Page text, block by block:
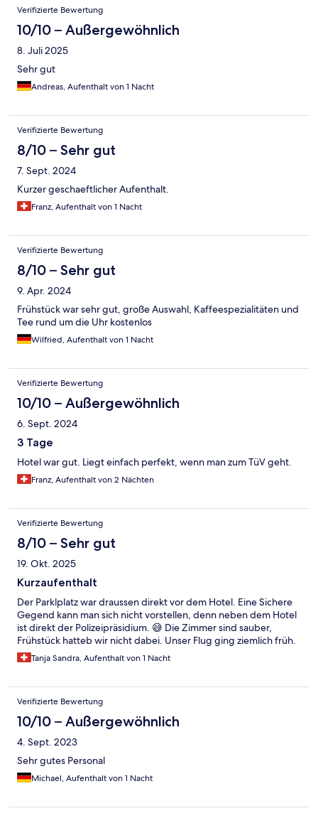
Verifizierte Bewertung
10/10 – Außergewöhnlich
8. Juli 2025
Sehr gut
Andreas, Aufenthalt von 1 Nacht
Verifizierte Bewertung
8/10 – Sehr gut
7. Sept. 2024
Kurzer geschaeftlicher Aufenthalt.
Franz, Aufenthalt von 1 Nacht
Verifizierte Bewertung
8/10 – Sehr gut
9. Apr. 2024
Frühstück war sehr gut, große Auswahl, Kaffeespezialitäten und
Tee rund um die Uhr kostenlos
Wilfried, Aufenthalt von 1 Nacht
Verifizierte Bewertung
10/10 – Außergewöhnlich
6. Sept. 2024
3 Tage
Hotel war gut. Liegt einfach perfekt, wenn man zum TüV geht.
Franz, Aufenthalt von 2 Nächten
Verifizierte Bewertung
8/10 – Sehr gut
19. Okt. 2025
Kurzaufenthalt
Der Parklplatz war draussen direkt vor dem Hotel. Eine Sichere
Gegend kann man sich nicht vorstellen, denn neben dem Hotel
ist direkt der Polizeipräsidium. 😅 Die Zimmer sind sauber,
Frühstück hatteb wir nicht dabei. Unser Flug ging ziemlich früh.
Tanja Sandra, Aufenthalt von 1 Nacht
Verifizierte Bewertung
10/10 – Außergewöhnlich
4. Sept. 2023
Sehr gutes Personal
Michael, Aufenthalt von 1 Nacht